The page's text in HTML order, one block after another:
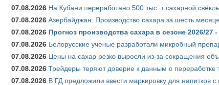
07.08.2026 На Кубани переработано 500 тыс. т сахарной
07.08.2026 Азербайджан: Производство сахара за шесть
07.08.2026 Прогноз производства сахара в сезоне 2026/
07.08.2026 Белорусские ученые разработали микробный
07.08.2026 Цены на сахар резко выросли из-за сокращения
07.08.2026 Трейдеры теряют доверие к данным о переработке
07.08.2026 В ГД предложили ввести маркировку для напитков